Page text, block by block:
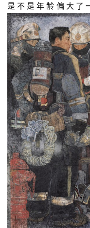
是不是年龄偏大了